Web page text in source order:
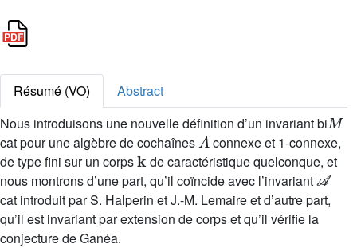
Résumé (VO)
Abstract
Nous introduisons une nouvelle définition d’un invariant bi
M
cat pour une algèbre de cochaînes
A
connexe et 1-connexe,
de type fini sur un corps
k
de caractéristique quelconque, et
nous montrons d’une part, qu’il coïncide avec l’invariant
𝒜
cat introduit par S. Halperin et J.-M. Lemaire et d’autre part,
qu’il est invariant par extension de corps et qu’il vérifie la
conjecture de Ganéa.